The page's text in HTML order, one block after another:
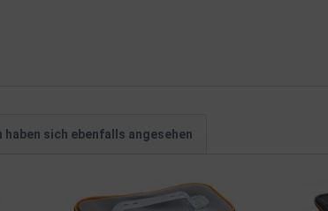
haben sich ebenfalls angesehen